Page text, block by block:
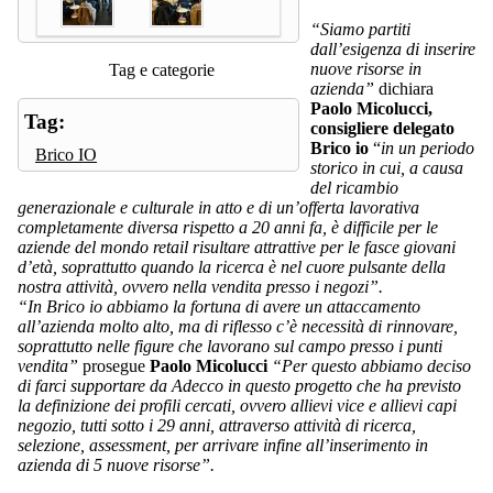
Tag e categorie
Tag:
Brico IO
“Siamo partiti
dall’esigenza di inserire
nuove risorse in
azienda” dichiara
Paolo Micolucci,
consigliere delegato
Brico io “in un periodo
storico in cui, a causa
del ricambio
generazionale e culturale in atto e di un’offerta lavorativa
completamente diversa rispetto a 20 anni fa, è difficile per le
aziende del mondo retail risultare attrattive per le fasce giovani
d’età, soprattutto quando la ricerca è nel cuore pulsante della
nostra attività, ovvero nella vendita presso i negozi”.
“In Brico io abbiamo la fortuna di avere un attaccamento
all’azienda molto alto, ma di riflesso c’è necessità di rinnovare,
soprattutto nelle figure che lavorano sul campo presso i punti
vendita” prosegue Paolo Micolucci “Per questo abbiamo deciso
di farci supportare da Adecco in questo progetto che ha previsto
la definizione dei profili cercati, ovvero allievi vice e allievi capi
negozio, tutti sotto i 29 anni, attraverso attività di ricerca,
selezione, assessment, per arrivare infine all’inserimento in
azienda di 5 nuove risorse”.